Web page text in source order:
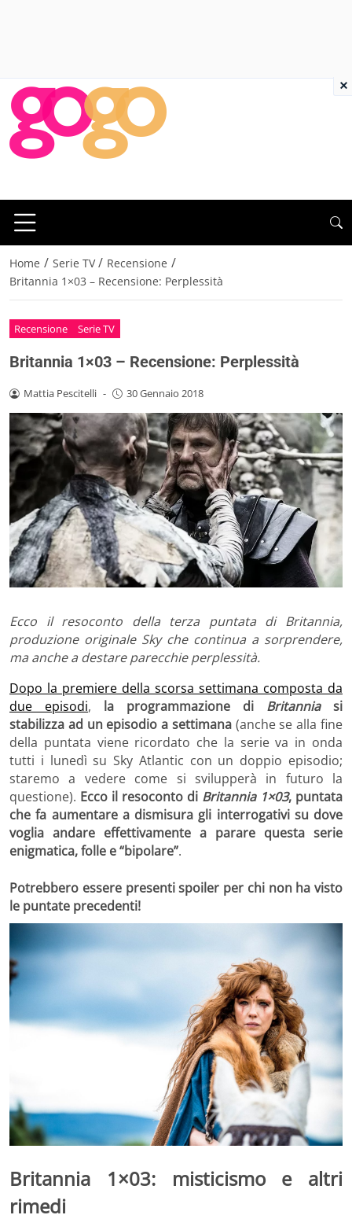
Home / Serie TV / Recensione /
Britannia 1×03 – Recensione: Perplessità
Recensione Serie TV
Britannia 1×03 – Recensione: Perplessità
Mattia Pescitelli - 30 Gennaio 2018
Ecco il resoconto della terza puntata di Britannia,
produzione originale Sky che continua a sorprendere,
ma anche a destare parecchie perplessità.
Dopo la premiere della scorsa settimana composta da
due episodi, la programmazione di Britanniasi
stabilizza ad un episodio a settimana(anche se alla fine
della puntata viene ricordato che la serie va in onda
tutti i lunedì su Sky Atlantic con un doppio episodio;
staremo a vedere come si svilupperà in futuro la
questione). Ecco il resoconto di Britannia 1×03, puntata
che fa aumentare a dismisura gli interrogativi su dove
voglia andare effettivamente a parare questa serie
enigmatica, folle e “bipolare”.
Potrebbero essere presenti spoiler per chi non ha visto
le puntate precedenti!
Britannia 1×03: misticismo e altri
rimedi
×